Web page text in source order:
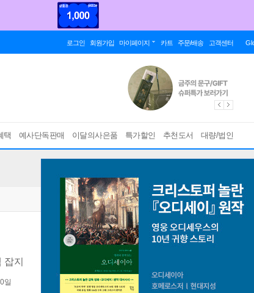
로그인 회원가입 마이페이지 카트 주문/배송 고객센터
택 예사단독판매 이달의사은품 특가할인 추천도서 대량/법인
잡지
일